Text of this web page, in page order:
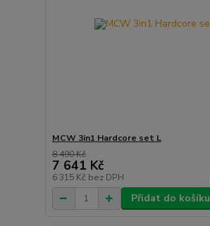
MCW 3in1 Hardcore set L
8 490 Kč
7 641 Kč
6 315 Kč bez DPH
Přidat do košíku